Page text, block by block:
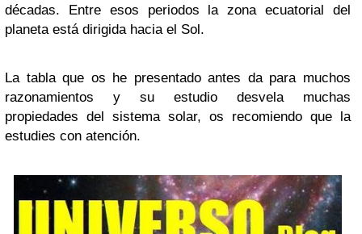
décadas. Entre esos periodos la zona ecuatorial del
planeta está dirigida hacia el Sol.
La tabla que os he presentado antes da para muchos
razonamientos y su estudio desvela muchas
propiedades del sistema solar, os recomiendo que la
estudies con atención.